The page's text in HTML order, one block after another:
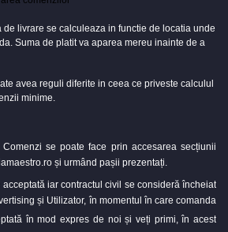
livrare se calculeaza in functie de locatia unde
Suma de platit va aparea mereu inainte de a
avea reguli diferite in ceea ce priveste calculul
minime.
Comenzi se poate face prin accesarea secțiunii
și urmând pașii prezentați.
iar contractul civil se consideră încheiat
și Utilizator, în momentul în care comanda
în mod expres de noi și veți primi, în acest